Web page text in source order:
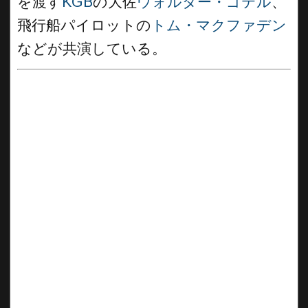
飛行船パイロットの トム・マクファデン
などが共演している。